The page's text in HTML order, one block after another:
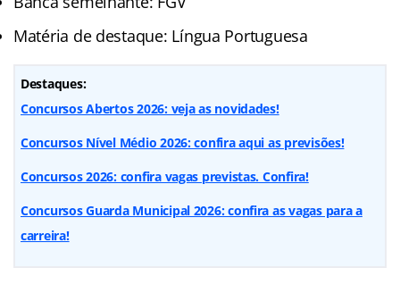
Matéria de destaque: Língua Portuguesa
Destaques:
Concursos Abertos 2026: veja as novidades!
Concursos Nível Médio 2026: confira aqui as previsões!
Concursos 2026: confira vagas previstas. Confira!
Concursos Guarda Municipal 2026: confira as vagas para a
carreira!